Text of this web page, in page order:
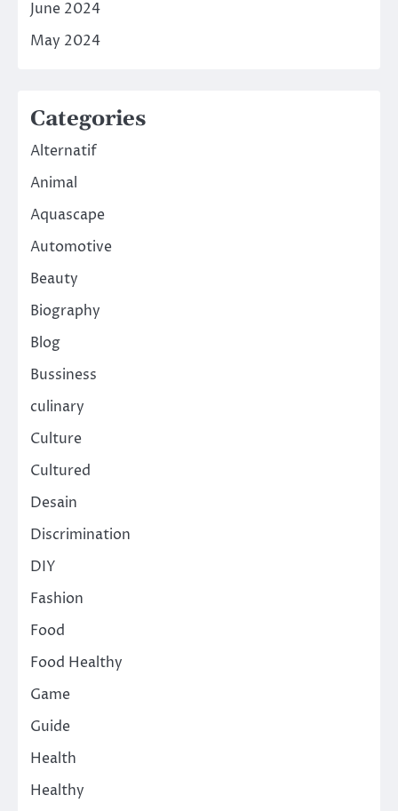
June 2024
May 2024
Categories
Alternatif
Animal
Aquascape
Automotive
Beauty
Biography
Blog
Bussiness
culinary
Culture
Cultured
Desain
Discrimination
DIY
Fashion
Food
Food Healthy
Game
Guide
Health
Healthy